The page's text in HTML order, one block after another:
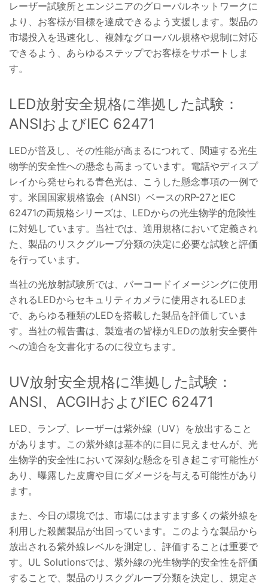
レーザー試験所とエンジニアのグローバルネットワークに
より、お客様が目標を達成できるよう支援します。製品の
市場投入を迅速化し、複雑なグローバル規格や規制に対応
できるよう、あらゆるステップでお客様をサポートしま
す。
LED放射安全規格に準拠した試験：
ANSIおよびIEC 62471
LEDが普及し、その性能が高まるにつれて、関連する光生
物学的安全性への懸念も高まっています。電話やディスプ
レイから発せられる青色光は、こうした懸念事項の一例で
す。米国国家規格協会（ANSI）ベースのRP-27とIEC
62471の両規格シリーズは、LEDからの光生物学的危険性
に対処しています。当社では、適用規格において定義され
た、製品のリスクグループ分類の決定に必要な試験と評価
を行っています。
当社の光放射試験所では、バーコードイメージングに使用
されるLEDからセキュリティカメラに使用されるLEDま
で、あらゆる種類のLEDを搭載した製品を評価していま
す。当社の報告書は、製造者の皆様がLEDの放射安全要件
への適合を文書化するのに役立ちます。
UV放射安全規格に準拠した試験：
ANSI、ACGIHおよびIEC 62471
LED、ランプ、レーザーは紫外線（UV）を放出すること
があります。この紫外線は基本的に目に見えませんが、光
生物学的安全性において深刻な懸念を引き起こす可能性が
あり、曝露した皮膚や目にダメージを与える可能性があり
ます。
また、今日の環境では、市場にはますます多くの紫外線を
利用した殺菌製品が出回っています。このような製品から
放出される紫外線レベルを測定し、評価することは重要で
す。UL Solutionsでは、紫外線の光生物学的安全性を評価
することで、製品のリスクグループ分類を決定し、規定さ